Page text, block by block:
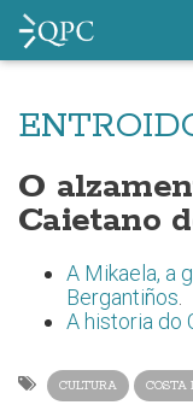
O
Caietano
A Mikaela, a
Bergantiños
A historia do
CULTURA COSTA